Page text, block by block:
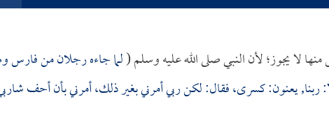
لا يجوز؛ لأن النبي صلى الله عليه وسلم (لما جاءه رجلان من فارس
ربنا, يعنون: كسرى، فقال: لكن ربي أمرني بغير ذلك، أمرني بأن أحف